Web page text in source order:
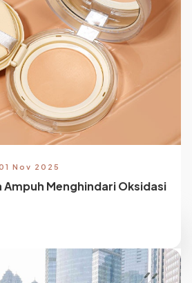
Nov 2025
Ampuh Menghindari Oksidasi